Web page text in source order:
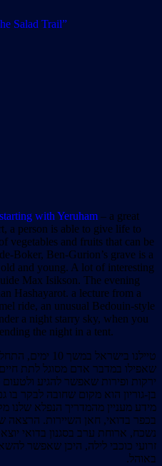
Salad Trail”
with Yeruham – a great
a person is able to give life to
vegetables and fruits that can be
Boker, Ben-Gurion’s grave is a
and young. A lot of interesting
Max Isikson. The evening
Hashayarot. a lecture from a
ride, an unusual Bedouin-style
a night starry sky, when you
the night in a tent.
טיילנו בישראל
שאפילו במדבר אדם מסוגל לתת
ירקות ופירות שאפשר להגיע
בן-גוריון הוא מקום שחובה לבקר בו
מידע מעניין מהמדריך הנפלא שלנו
בכפר בדואי, חאן השיירות. הרצאה
נשכח, ארוחת ערב בסגנון בדואי
זרועי כוכבי לילה, היכן שאפשר
באוהל.